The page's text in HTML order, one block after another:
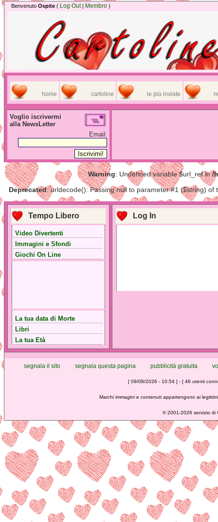
Benvenuto Ospite ( Log Out| Membro )
home cartoline le più inviate
Voglio iscrivermi
alla NewsLetter
Email:
Warning: Undefined variable $url_ref in/
Deprecated: urldecode(): Passing null to parameter #1 ($string)
Tempo Libero
Video Divertenti
Immagini e Sfondi
Giochi On Line
La tua data di Morte
Libri
La tua Età
Log In
segnala il sito segnala questa pagina pubblicità gratuita
[ 09/08/2026 - 10:54 ] - [ 46 utenti
Marchi immagini e contenuti appartengono ai
©2001-2026 servizio di